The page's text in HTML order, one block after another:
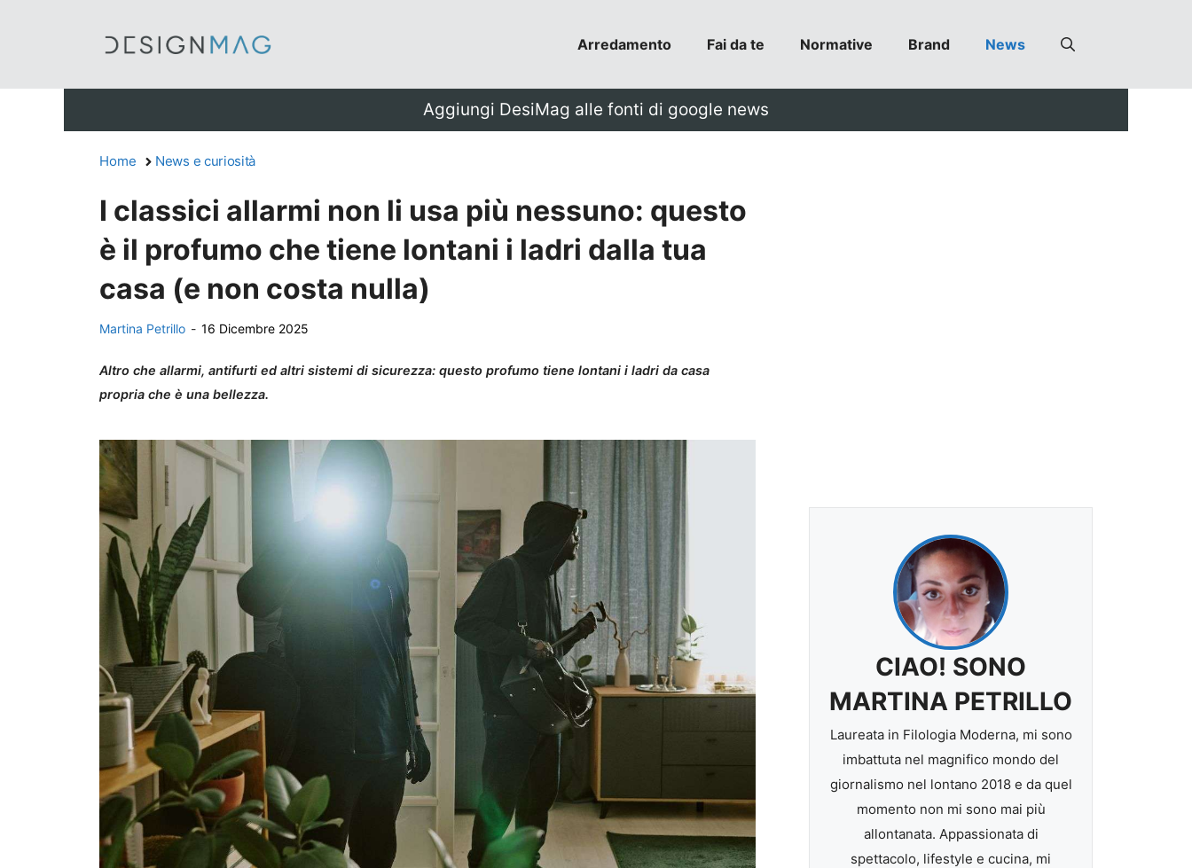
Arredamento Fai da te Normative Brand News
Aggiungi DesiMag alle fonti di google news
Home News e curiosità
I classici allarmi non li usa più nessuno: questo
è il profumo che tiene lontani i ladri dalla tua
casa (e non costa nulla)
Martina Petrillo - 16 Dicembre 2025
Altro che allarmi, antifurti ed altri sistemi di sicurezza: questo profumo tiene lontani i ladri da casa
propria che è una bellezza.
CIAO! SONO
MARTINA PETRILLO
Laureata in Filologia Moderna, mi sono
imbattuta nel magnifico mondo del
giornalismo nel lontano 2018 e da quel
momento non mi sono mai più
allontanata. Appassionata di
spettacolo, lifestyle e cucina, mi